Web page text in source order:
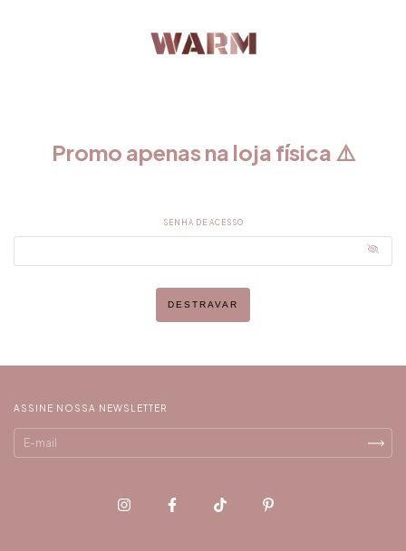
Promo apenas na loja física ⚠️
SENHA DE ACESSO
DESTRAVAR
ASSINE NOSSA NEWSLETTER